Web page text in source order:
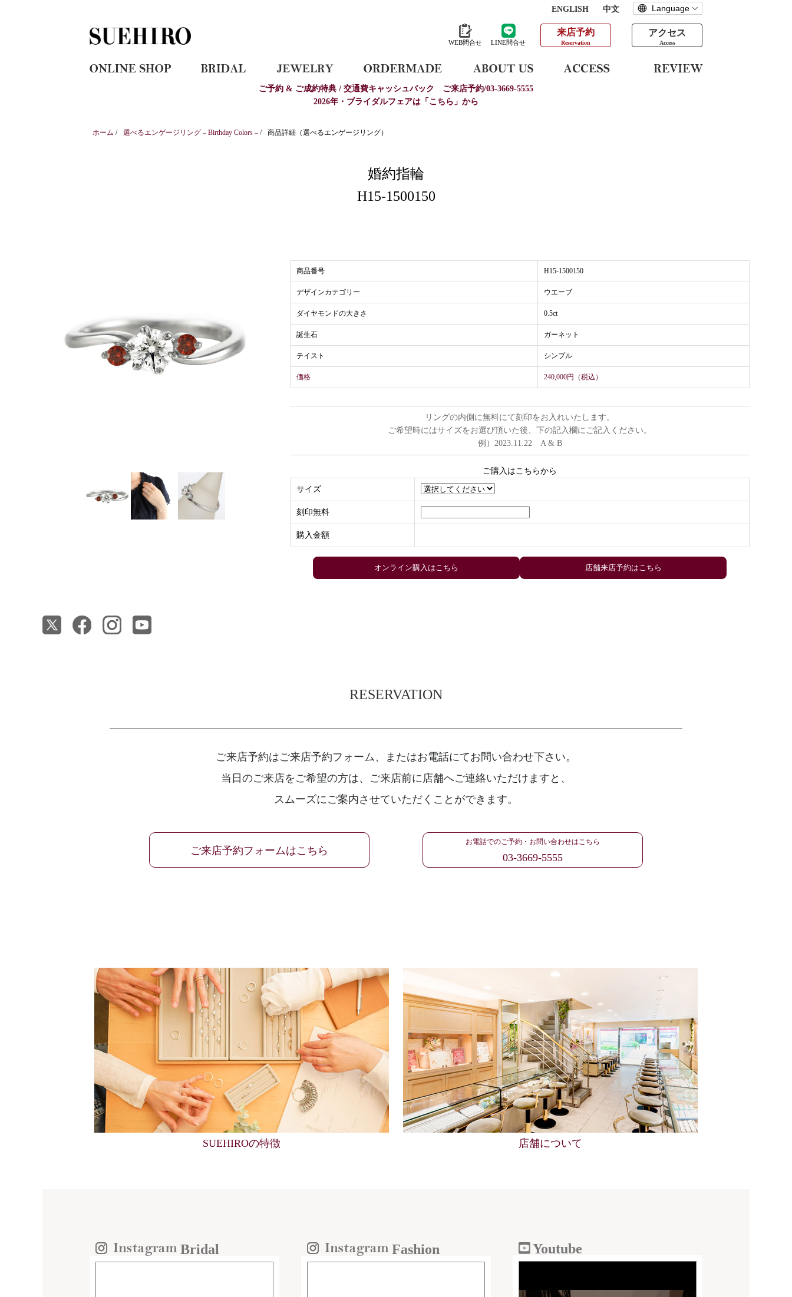
ENGLISH 中文
WEB問合せ LINE問合せ
来店予約
Reservation
アクセス
Access
ご予約 & ご成約特典 / 交通費キャッシュバック
ご来店予約/03-3669-5555
2026年・ブライダルフェアは「こちら」から
ホーム / 選べるエンゲージリング – Birthday Colors – / 商品詳細（選べるエンゲージリング）
婚約指輪
H15-1500150
商品番号 H15-1500150
デザインカテゴリー ウエーブ
ダイヤモンドの大きさ 0.5ct
誕生石 ガーネット
テイスト シンプル
価格 240,000円（税込）
リングの内側に無料にて刻印をお入れいたします。
ご希望時にはサイズをお選び頂いた後、下の記入欄にご記入ください。
例）2023.11.22 A & B
ご購入はこちらから
サイズ
刻印無料
購入金額
店舗来店予約はこちら
RESERVATION
ご来店予約はご来店予約フォーム、
またはお電話にてお問い合わせ下さい。
当日のご来店をご希望の方は、 ご来店前に店舗へご連絡いただけますと、
スムーズにご案内させていただくことができます。
ご来店予約フォームはこちら
お電話でのご予約・お問い合わせはこちら
03-3669-5555
SUEHIROの特徴 店舗について
Bridal Fashion Youtube